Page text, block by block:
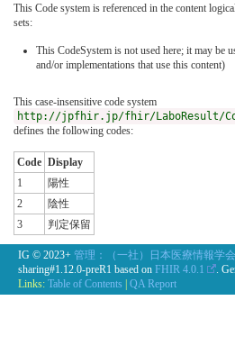
This Code system is referenced in the content
sets:
This CodeSystem is not used here; it may be
and/or implementations that use this content)
This case-insensitive code system
http://jpfhir.jp/fhir/LaboResult/
defines the following codes:
Code Display
1
陽性
2
陰性
3
判定保留
IG © 2023+ 管理：（一社）日本医療情報学会.
sharing#1.12.0-preR1 based on FHIR 4.0.1 .
Links: Table of Contents | QA Report